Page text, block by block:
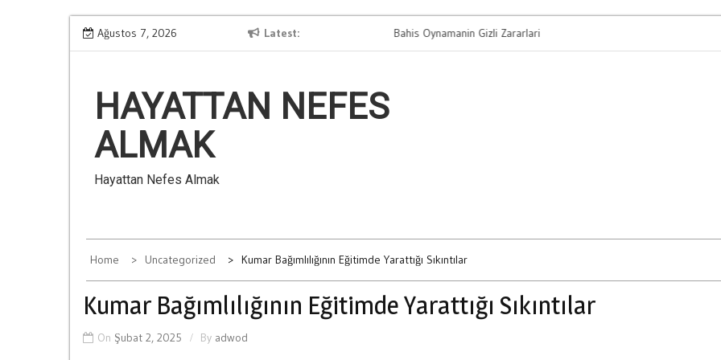
Skip
to
Ağustos 7, 2026 Latest
Kumarin Aile İliskilerine Verdigi Zararlar Bahis Oynamanin Gizli Zararlari
HAYATTAN NEFES
ALMAK
Hayattan Nefes Almak
Home Uncategorized Kumar Bağımlılığının Eğitimde Yarattığı Sıkıntılar
Kumar Bağımlılığının Eğitimde Yarattığı Sıkıntılar
On Şubat 2, 2025 By adwod